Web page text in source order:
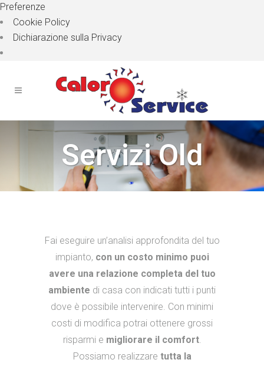
Preferenze
Cookie Policy
Dichiarazione sulla Privacy
Servizi Old
Fai eseguire un’analisi approfondita del tuo
impianto, con un costo minimo puoi
avere una relazione completa del tuo
ambiente di casa con indicati tutti i punti
dove è possibile intervenire. Con minimi
costi di modifica potrai ottenere grossi
risparmi e migliorare il comfort.
Possiamo realizzare tutta la